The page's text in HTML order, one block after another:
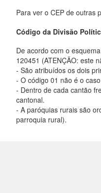
Para ver o CEP de outras
Código da Divisão
De acordo com o
120451 (ATENÇÃO: este
- São atribuídos os dois
- O código 01 não é o
- Dentro de cada cantão
cantonal.
- A paróquias rurais são
parroquia rural).